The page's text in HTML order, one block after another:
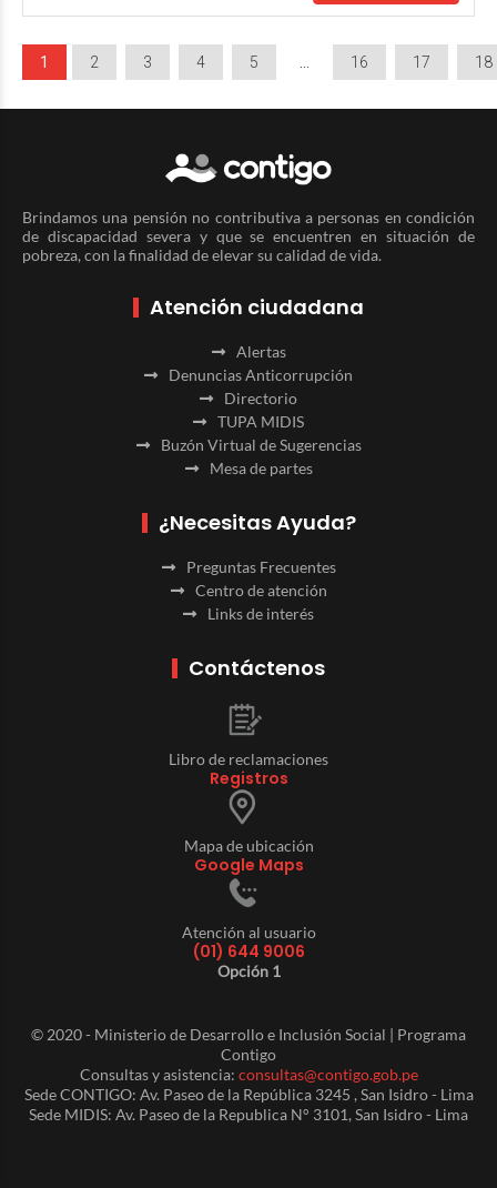
1 2 3 4 5 16 17 18
Brindamos una pensión no contributiva a personas en condición
de discapacidad severa y que se encuentren en situación de
pobreza, con la finalidad de elevar su calidad de vida.
Atención ciudadana
Alertas
Denuncias Anticorrupción
Directorio
TUPA MIDIS
Buzón Virtual de Sugerencias
Mesa de partes
¿Necesitas Ayuda?
Preguntas Frecuentes
Centro de atención
Links de interés
Contáctenos
Libro de reclamaciones
Registros
Mapa de ubicación
Google Maps
Atención al usuario
(01) 644 9006
Opción 1
© 2020 - Ministerio de Desarrollo e Inclusión Social | Programa
Contigo
Consultas y asistencia: consultas@contigo.gob.pe
Sede CONTIGO: Av. Paseo de la República 3245 , San Isidro - Lima
Sede MIDIS: Av. Paseo de la Republica N° 3101, San Isidro - Lima